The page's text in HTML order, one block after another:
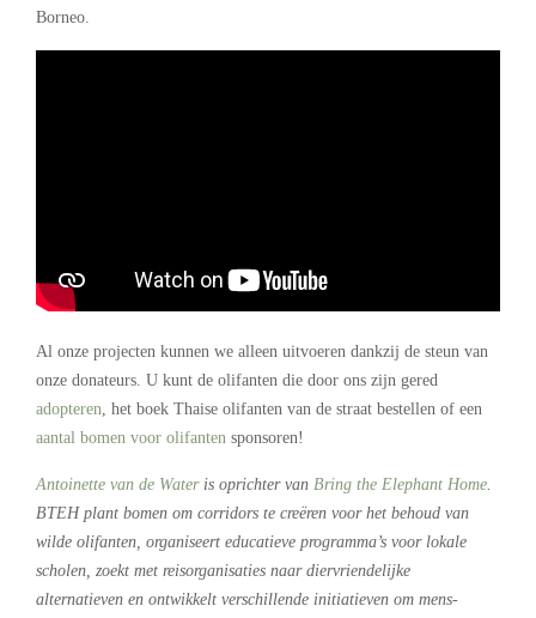
Borneo.
Al onze projecten kunnen we alleen uitvoeren dankzij de steun van
onze donateurs. U kunt de olifanten die door ons zijn gered
adopteren, het boek Thaise olifanten van de straat bestellen of een
aantal bomen voor olifanten sponsoren!
Antoinette van de Wateris oprichter van Bring the Elephant Home.
BTEH plant bomen om corridors te creëren voor het behoud van
wilde olifanten, organiseert educatieve programma’s voor lokale
scholen, zoekt met reisorganisaties naar diervriendelijke
alternatieven en ontwikkelt verschillende initiatieven om mens-